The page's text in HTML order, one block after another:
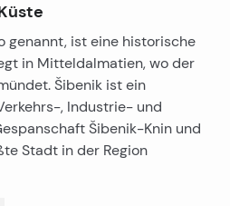
genannt, ist eine historische
in Mitteldalmatien, wo der
Šibenik ist ein
, Industrie- und
Šibenik-Knin und
Stadt in der Region